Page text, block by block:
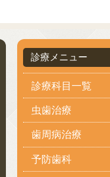
診療メニュー
診療科目一覧
虫歯治療
歯周病治療
予防歯科